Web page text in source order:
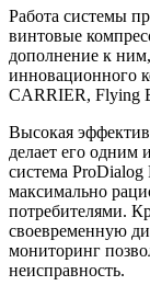
Работа системы
винтовые
дополнение к
инновационного
CARRIER, Flying
Высокая
делает его одним
система ProDialog
максимально
потребителями.
своевременную
мониторинг
неисправность.